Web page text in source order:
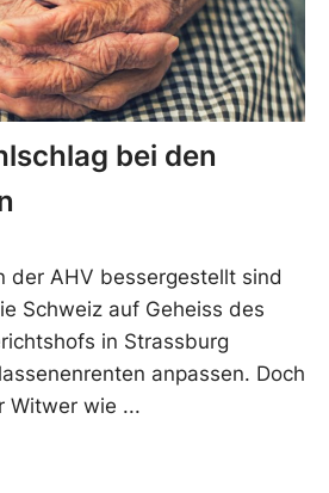
bei den
der AHV bessergestellt sind
Schweiz auf Geheiss des
in Strassburg
anpassen. Doch
Witwer wie